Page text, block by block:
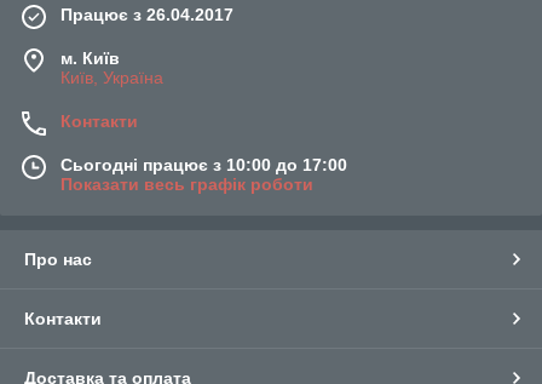
Працює з 26.04.2017
м. Київ
Київ, Україна
Контакти
Сьогодні працює з 10:00 до 17:00
Показати весь графік роботи
Про нас
Контакти
Доставка та оплата